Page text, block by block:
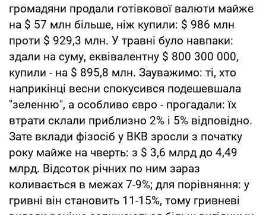
громадяни продали готівкової валюти майже
на $ 57 млн більше, ніж купили: $ 986 млн
проти $ 929,3 млн. У травні було навпаки:
здали на суму, еквівалентну $ 800 300 000,
купили - на $ 895,8 млн. Зауважимо: ті, хто
наприкінці весни спокусився подешевшала
"зеленню", а особливо євро - прогадали: їх
втрати склали приблизно 2% і 5% відповідно.
Зате вклади фізосіб у ВКВ зросли з початку
року майже на чверть: з $ 3,6 млрд до 4,49
млрд. Відсоток річних по ним зараз
коливається в межах 7-9%; для порівняння: у
гривні він становить 11-15%, тому гривневі